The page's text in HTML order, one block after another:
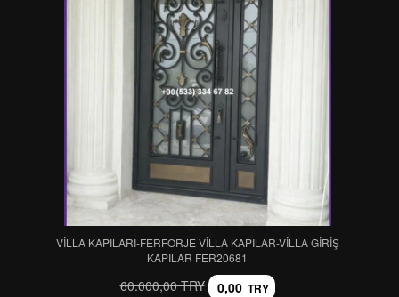
VİLLA KAPILARI-FERFORJE VİLLA KAPILAR-VİLLA GİRİŞ
KAPILAR FER20681
60.000,00 TRY 0,00 TRY